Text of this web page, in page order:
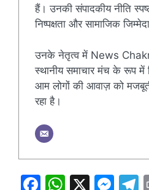
हैं। उनकी संपादकीय नीति
निष्पक्षता और सामाजिक
उनके नेतृत्व में News
स्थानीय समाचार मंच के रूप में
आम लोगों की आवाज़ को
रहा है।
F
W X
M